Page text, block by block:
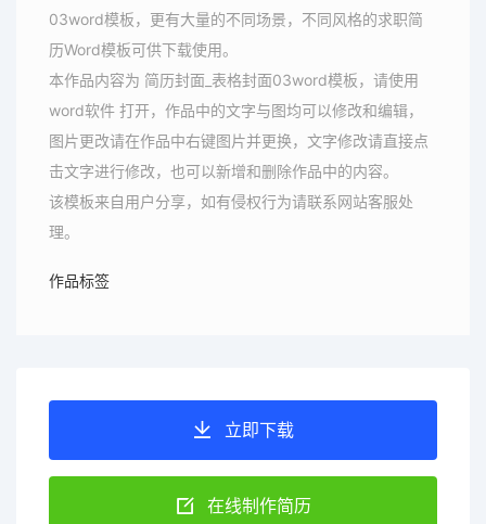
03word模板，更有大量的不同场景，不同风格的求职简
历Word模板可供下载使用。
本作品内容为 简历封面_表格封面03word模板，请使用
word软件 打开，作品中的文字与图均可以修改和编辑，
图片更改请在作品中右键图片并更换，文字修改请直接点
击文字进行修改，也可以新增和删除作品中的内容。
该模板来自用户分享，如有侵权行为请联系网站客服处
理。
作品标签
立即下载
在线制作简历